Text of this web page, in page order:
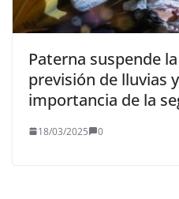
Paterna suspende
previsión de lluvias
importancia de la
18/03/2025 0